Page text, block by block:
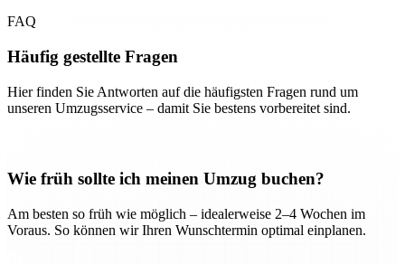
FAQ
Häufig gestellte Fragen
Hier finden Sie Antworten auf die häufigsten Fragen rund um
unseren Umzugsservice – damit Sie bestens vorbereitet sind.
Wie früh sollte ich meinen Umzug buchen?
Am besten so früh wie möglich – idealerweise 2–4 Wochen im
Voraus. So können wir Ihren Wunschtermin optimal einplanen.